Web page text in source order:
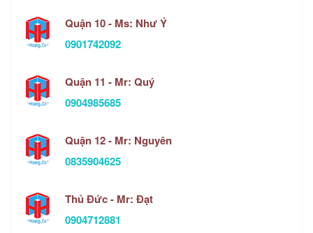
Quận 10 - Ms: Như Ý
0901742092
Quận 11 - Mr: Quý
0904985685
Quận 12 - Mr: Nguyên
0835904625
Thủ Đức - Mr: Đạt
0904712881